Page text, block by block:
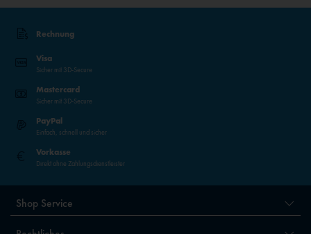
Rechnung
Visa
Sicher mit 3D-Secure
Mastercard
Sicher mit 3D-Secure
PayPal
Einfach, schnell und sicher
Vorkasse
Direkt ohne Zahlungsdienstleister
Shop Service